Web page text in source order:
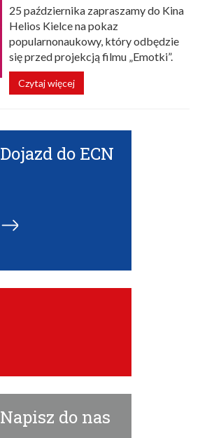
25 października zapraszamy do Kina
Helios Kielce na pokaz
popularnonaukowy, który odbędzie
się przed projekcją filmu „Emotki”.
Czytaj więcej
Dojazd do ECN
Napisz do nas